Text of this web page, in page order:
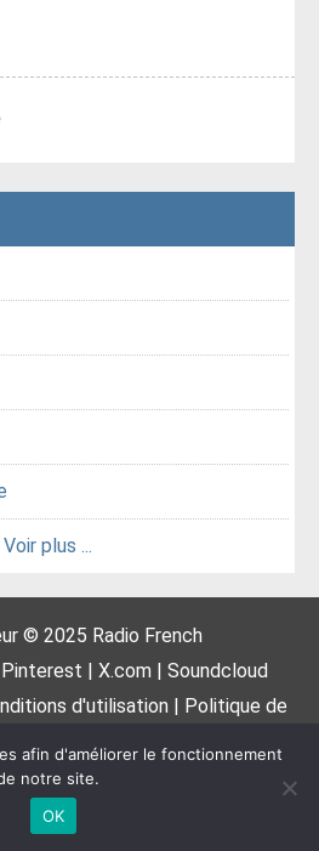
Voir plus ...
© 2025 Radio French
Pinterest | X.com | Soundcloud
d'utilisation | Politique de
nous
afin d'améliorer le fonctionnement
notre site.
OK